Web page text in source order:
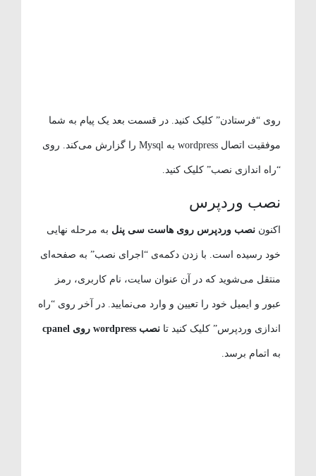
روی “فرستادن” کلیک کنید. در قسمت بعد یک پیام به شما
موفقیت اتصال wordpress به Mysql را گزارش می‌کند. روی
“راه اندازی نصب” کلیک کنید.
نصب وردپرس
اکنوننصب وردپرس روی هاست سی پنلبه مرحله نهایی
خود رسیده است. با زدن دکمه‌ی “اجرای نصب” به صفحه‌ای
منتقل می‌شوید که در آن عنوان سایت، نام کاربری، رمز
عبور و ایمیل خود را تعیین و وارد می‌نمایید. در آخر روی “راه
اندازی وردپرس” کلیک کنید تا نصب wordpress روی cpanel
به اتمام برسد.